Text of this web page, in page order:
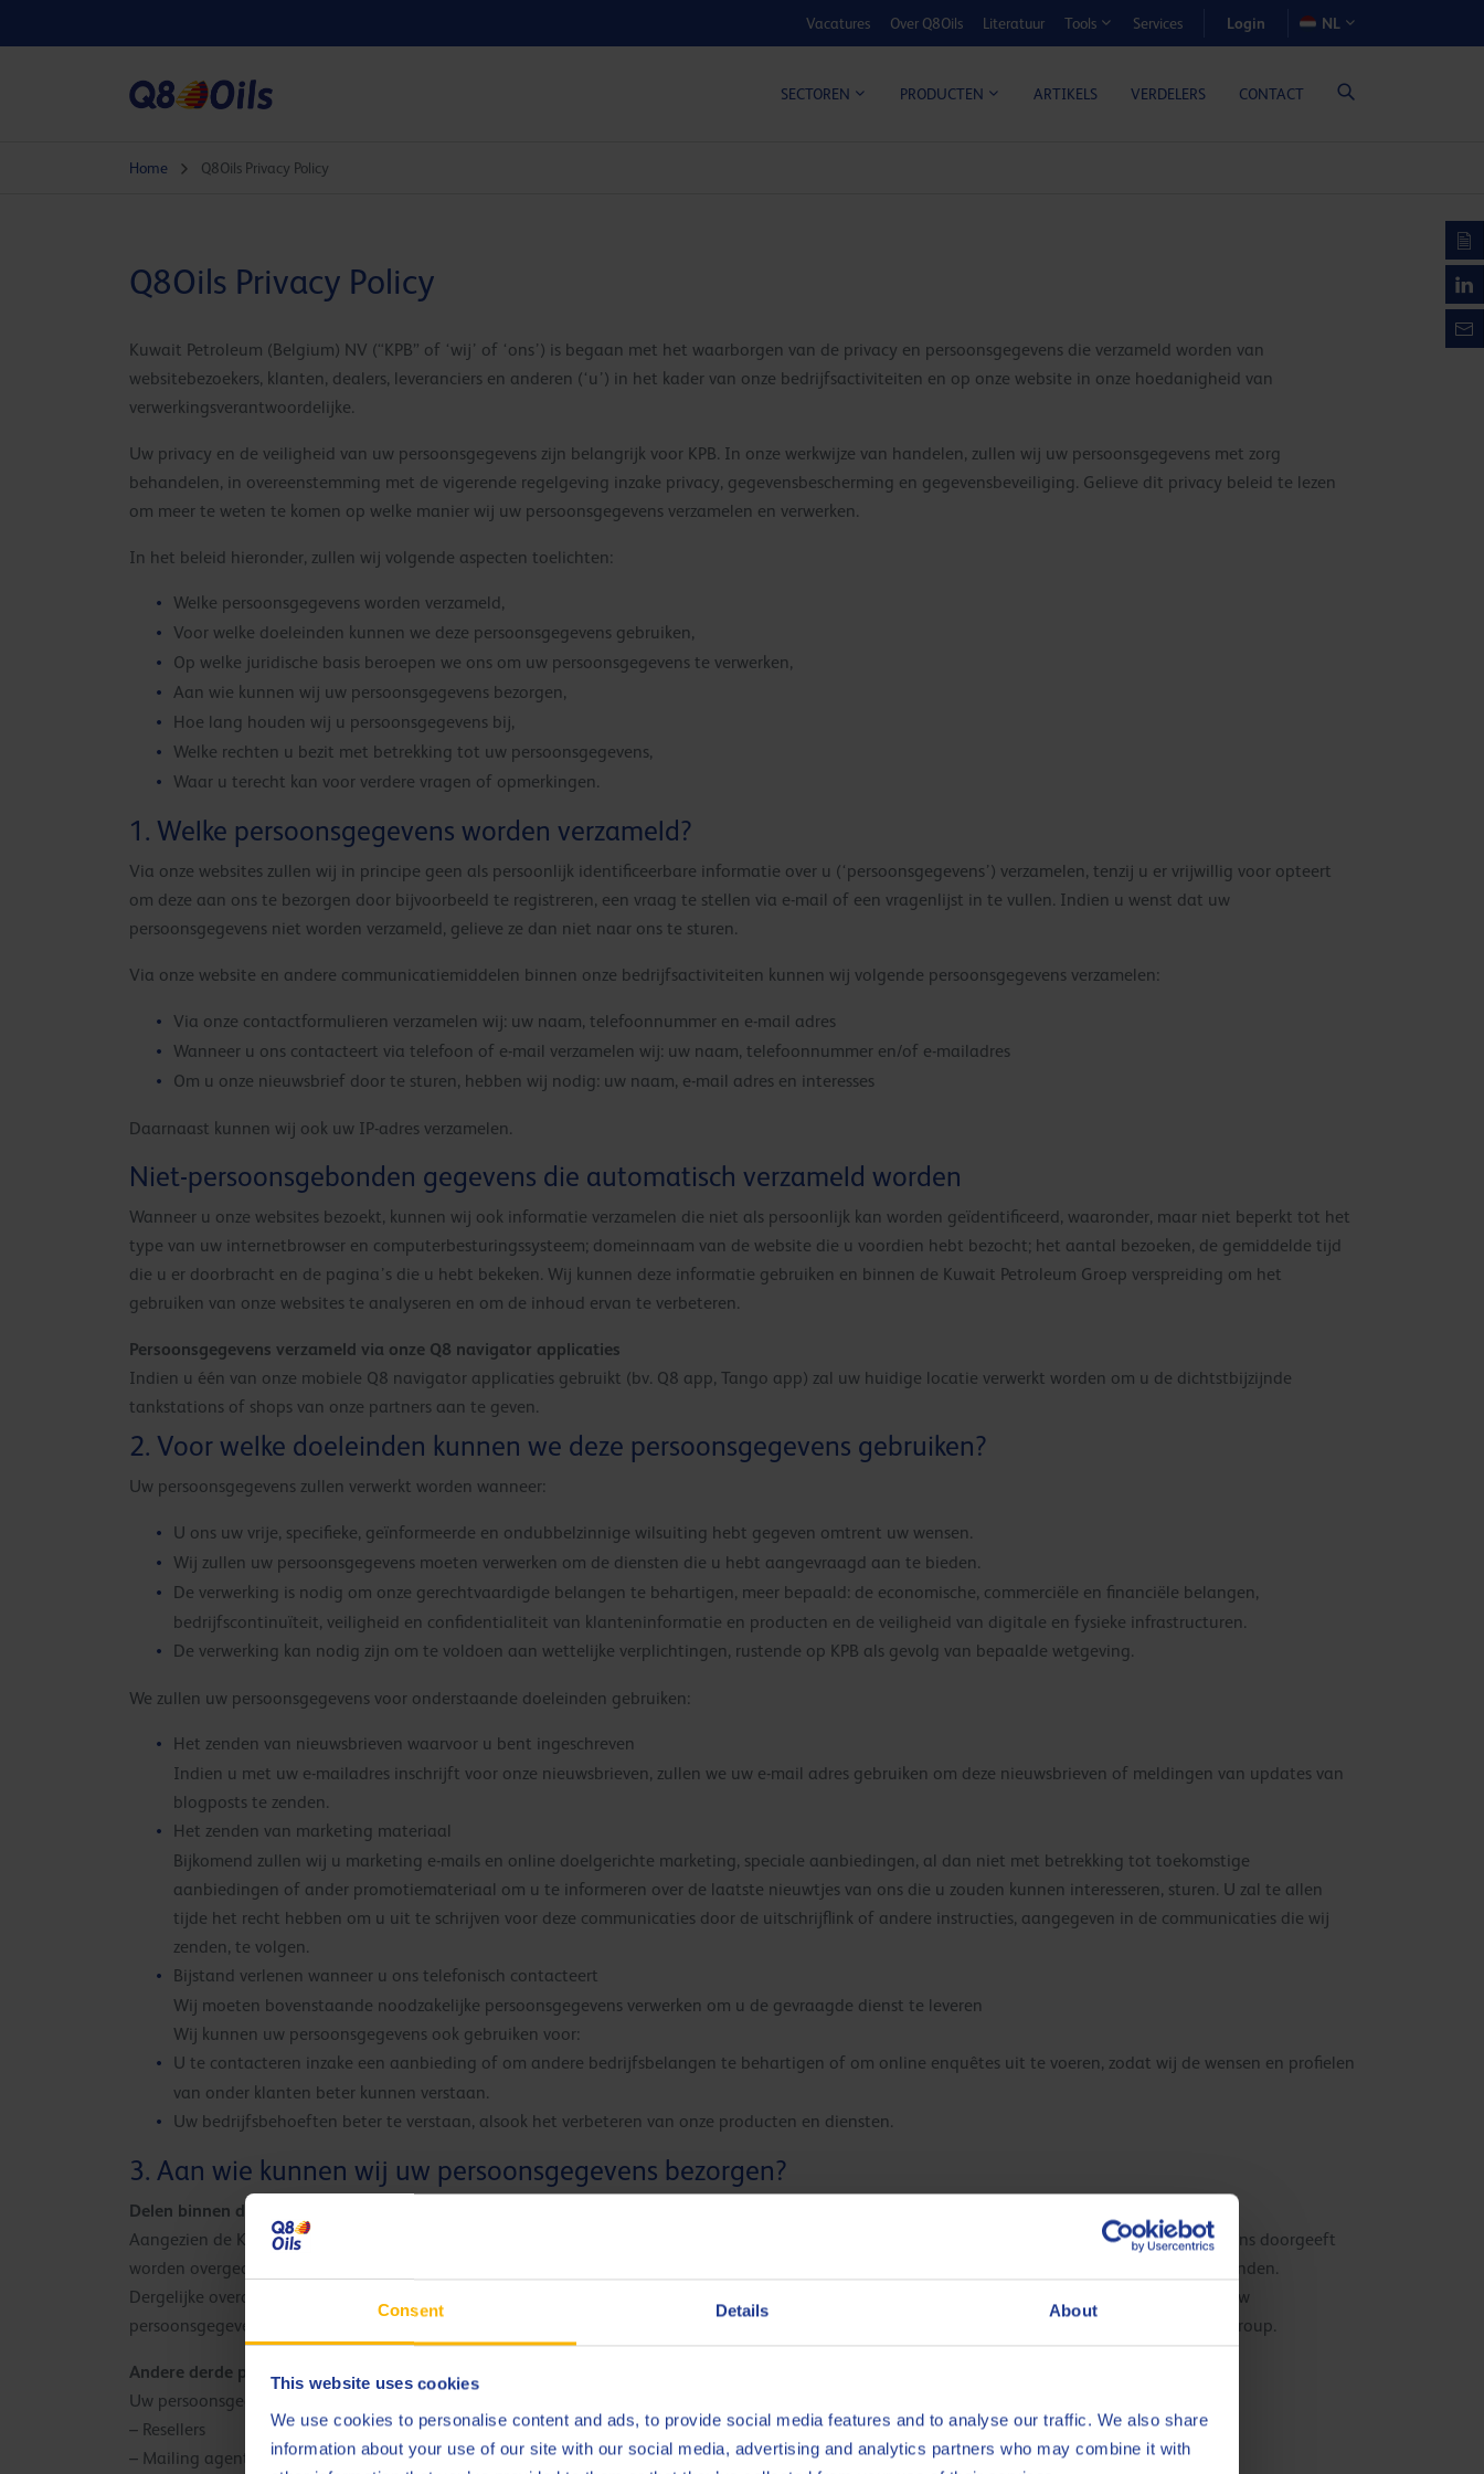
Consent Details About
This website uses cookies
We use cookies to personalise content and ads, to provide social media features and to analyse our traffic. We also share
information about your use of our site with our social media, advertising and analytics partners who may combine it with
Vacatures Over Q8Oils Literatuur Tools Services Login NL
SECTOREN PRODUCTEN ARTIKELS VERDELERS CONTACT
Home Q8Oils Privacy Policy
Q8Oils Privacy Policy
Kuwait Petroleum (Belgium) NV (“KPB” of ‘wij’ of ‘ons’) is begaan met het waarborgen van de privacy en persoonsgegevens die verzameld worden van
websitebezoekers, klanten, dealers, leveranciers en anderen (‘u’) in het kader van onze bedrijfsactiviteiten en op onze website in onze hoedanigheid van
verwerkingsverantwoordelijke.
Uw privacy en de veiligheid van uw persoonsgegevens zijn belangrijk voor KPB. In onze werkwijze van handelen, zullen wij uw persoonsgegevens met zorg
behandelen, in overeenstemming met de vigerende regelgeving inzake privacy, gegevensbescherming en gegevensbeveiliging. Gelieve dit privacy beleid te lezen
om meer te weten te komen op welke manier wij uw persoonsgegevens verzamelen en verwerken.
In het beleid hieronder, zullen wij volgende aspecten toelichten:
Welke persoonsgegevens worden verzameld,
Voor welke doeleinden kunnen we deze persoonsgegevens gebruiken,
Op welke juridische basis beroepen we ons om uw persoonsgegevens te verwerken,
Aan wie kunnen wij uw persoonsgegevens bezorgen,
Hoe lang houden wij u persoonsgegevens bij,
Welke rechten u bezit met betrekking tot uw persoonsgegevens,
Waar u terecht kan voor verdere vragen of opmerkingen.
1. Welke persoonsgegevens worden verzameld?
Via onze websites zullen wij in principe geen als persoonlijk identificeerbare informatie over u (‘persoonsgegevens’) verzamelen, tenzij u er vrijwillig voor opteert
om deze aan ons te bezorgen door bijvoorbeeld te registreren, een vraag te stellen via e-mail of een vragenlijst in te vullen. Indien u wenst dat uw
persoonsgegevens niet worden verzameld, gelieve ze dan niet naar ons te sturen.
Via onze website en andere communicatiemiddelen binnen onze bedrijfsactiviteiten kunnen wij volgende persoonsgegevens verzamelen:
Via onze contactformulieren verzamelen wij: uw naam, telefoonnummer en e-mail adres
Wanneer u ons contacteert via telefoon of e-mail verzamelen wij: uw naam, telefoonnummer en/of e-mailadres
Om u onze nieuwsbrief door te sturen, hebben wij nodig: uw naam, e-mail adres en interesses
Daarnaast kunnen wij ook uw IP-adres verzamelen.
Niet-persoonsgebonden gegevens die automatisch verzameld worden
Wanneer u onze websites bezoekt, kunnen wij ook informatie verzamelen die niet als persoonlijk kan worden geïdentificeerd, waaronder, maar niet beperkt tot het
type van uw internetbrowser en computerbesturingssysteem; domeinnaam van de website die u voordien hebt bezocht; het aantal bezoeken, de gemiddelde tijd
die u er doorbracht en de pagina’s die u hebt bekeken. Wij kunnen deze informatie gebruiken en binnen de Kuwait Petroleum Groep verspreiding om het
gebruiken van onze websites te analyseren en om de inhoud ervan te verbeteren.
Persoonsgegevens verzameld via onze Q8 navigator applicaties
Indien u één van onze mobiele Q8 navigator applicaties gebruikt (bv. Q8 app, Tango app) zal uw huidige locatie verwerkt worden om u de dichtstbijzijnde
tankstations of shops van onze partners aan te geven.
2. Voor welke doeleinden kunnen we deze persoonsgegevens gebruiken?
Uw persoonsgegevens zullen verwerkt worden wanneer:
U ons uw vrije, specifieke, geïnformeerde en ondubbelzinnige wilsuiting hebt gegeven omtrent uw wensen.
Wij zullen uw persoonsgegevens moeten verwerken om de diensten die u hebt aangevraagd aan te bieden.
De verwerking is nodig om onze gerechtvaardigde belangen te behartigen, meer bepaald: de economische, commerciële en financiële belangen,
bedrijfscontinuïteit, veiligheid en confidentialiteit van klanteninformatie en producten en de veiligheid van digitale en fysieke infrastructuren.
De verwerking kan nodig zijn om te voldoen aan wettelijke verplichtingen, rustende op KPB als gevolg van bepaalde wetgeving.
We zullen uw persoonsgegevens voor onderstaande doeleinden gebruiken:
Het zenden van nieuwsbrieven waarvoor u bent ingeschreven
Indien u met uw e-mailadres inschrijft voor onze nieuwsbrieven, zullen we uw e-mail adres gebruiken om deze nieuwsbrieven of meldingen van updates van
blogposts te zenden.
Het zenden van marketing materiaal
Bijkomend zullen wij u marketing e-mails en online doelgerichte marketing, speciale aanbiedingen, al dan niet met betrekking tot toekomstige
aanbiedingen of ander promotiemateriaal om u te informeren over de laatste nieuwtjes van ons die u zouden kunnen interesseren, sturen. U zal te allen
tijde het recht hebben om u uit te schrijven voor deze communicaties door de uitschrijflink of andere instructies, aangegeven in de communicaties die wij
zenden, te volgen.
Bijstand verlenen wanneer u ons telefonisch contacteert
Wij moeten bovenstaande noodzakelijke persoonsgegevens verwerken om u de gevraagde dienst te leveren
Wij kunnen uw persoonsgegevens ook gebruiken voor:
U te contacteren inzake een aanbieding of om andere bedrijfsbelangen te behartigen of om online enquêtes uit te voeren, zodat wij de wensen en profielen
van onder klanten beter kunnen verstaan.
Uw bedrijfsbehoeften beter te verstaan, alsook het verbeteren van onze producten en diensten.
3. Aan wie kunnen wij uw persoonsgegevens bezorgen?
Delen binnen de groep
Aangezien de Kuwait Petroleum Group van venootschappen ook buiten de Europese Economische Ruimte actief zijn, kan de informatie die u aan ons doorgeeft
worden overgedragen buiten de Europese Economische Ruimte. Deze en alle andere overdrachten zullen veilig en enkel onder ons toezicht plaatsvinden.
Dergelijke overdrachten worden gedekt door een intragroepovereenkomst die specifieke contractuele bescherming biedt om ervoor te zorgen dat uw
persoonsgegevens een passend en consistent beschermingsniveau krijgen, ongeacht waar deze wordt overgedragen binnen de Kuwait Petroleum Group.
Andere derde partijen
Uw persoonsgegevens mag voor marketingdoeleinden gedeeld worden met:
– Resellers
– Mailing agentschap